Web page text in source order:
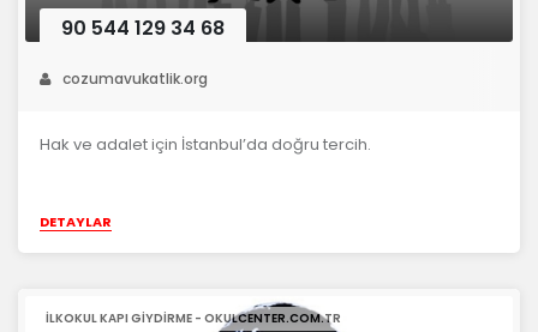
90 544 129 34 68
cozumavukatlik.org
Hak ve adalet için İstanbul’da doğru tercih.
DETAYLAR
İLKOKUL KAPI GIYDIRME - OKULCENTER.COM.TR